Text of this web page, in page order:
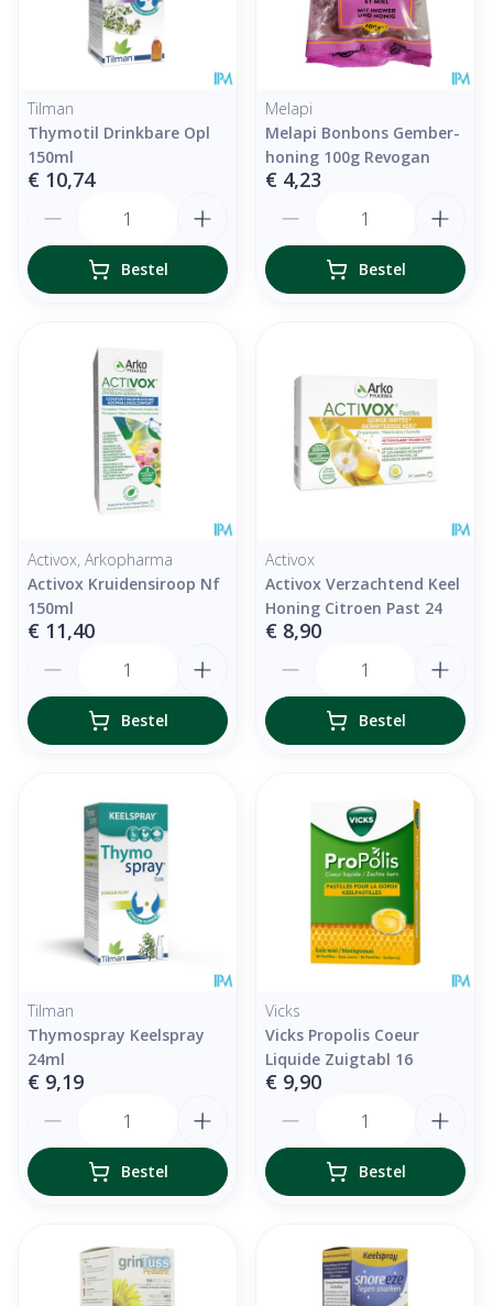
Tilman
Thymotil Drinkbare Opl
150ml
€ 10,74
Bestel
Melapi
Melapi Bonbons Gember-
honing 100g Revogan
€ 4,23
Bestel
Activox, Arkopharma
Activox Kruidensiroop Nf
150ml
€ 11,40
Bestel
Activox
Activox Verzachtend Keel
Honing Citroen Past 24
€ 8,90
Bestel
Tilman
Thymospray Keelspray
24ml
€ 9,19
Bestel
Vicks
Vicks Propolis Coeur
Liquide Zuigtabl 16
€ 9,90
Bestel